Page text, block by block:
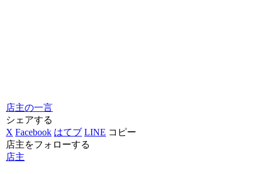
店主の一言
シェアする
X Facebook はてブ LINE コピー
店主をフォローする
店主